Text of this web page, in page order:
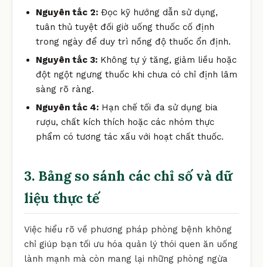
Nguyên tắc 2: Đọc kỹ hướng dẫn sử dụng,
tuân thủ tuyệt đối giờ uống thuốc cố định
trong ngày để duy trì nồng độ thuốc ổn định.
Nguyên tắc 3: Không tự ý tăng, giảm liều hoặc
đột ngột ngưng thuốc khi chưa có chỉ định lâm
sàng rõ ràng.
Nguyên tắc 4: Hạn chế tối đa sử dụng bia
rượu, chất kích thích hoặc các nhóm thực
phẩm có tương tác xấu với hoạt chất thuốc.
3. Bảng so sánh các chỉ số và dữ
liệu thực tế
Việc hiểu rõ về phương pháp phòng bệnh không
chỉ giúp bạn tối ưu hóa quản lý thói quen ăn uống
lành mạnh mà còn mang lại những phòng ngừa